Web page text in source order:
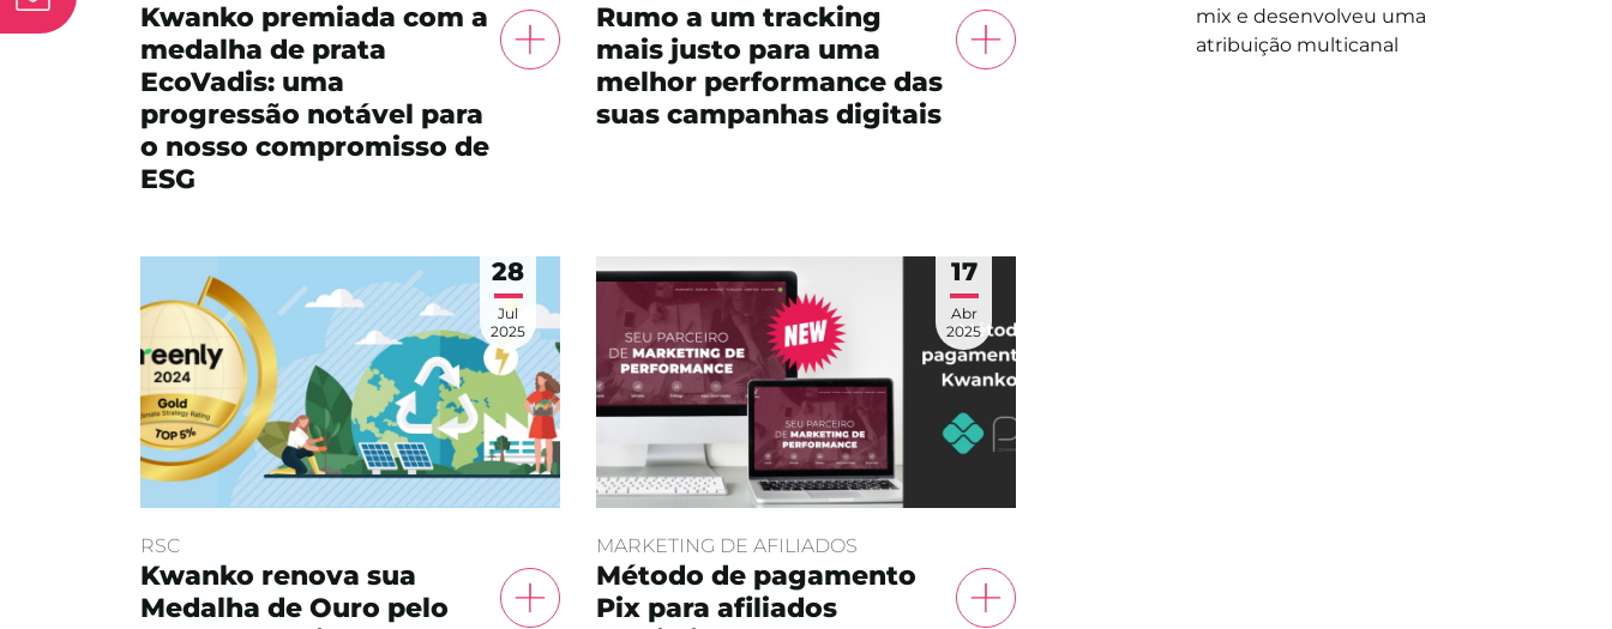
Kwanko premiada com a
medalha de prata
EcoVadis: uma
progressão notável para
o nosso compromisso de
ESG
Rumo a um tracking
mais justo para uma
melhor performance das
suas campanhas digitais
28
Jul
2025
RSC
Kwanko renova sua
Medalha de Ouro pelo
17
Abr
2025
MARKETING DE AFILIADOS
Método de pagamento
Pix para afiliados
mix e desenvolveu uma
atribuição multicanal